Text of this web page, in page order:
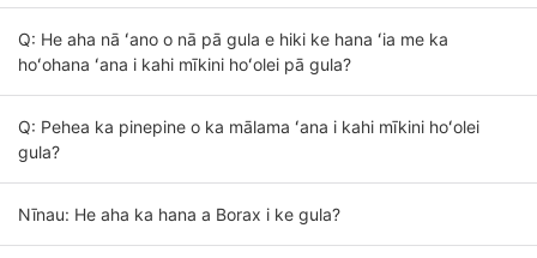
Q: He aha nā ʻano o nā pā gula e hiki ke hana ʻia me ka
hoʻohana ʻana i kahi mīkini hoʻolei pā gula?
Q: Pehea ka pinepine o ka mālama ʻana i kahi mīkini hoʻolei
gula?
Nīnau: He aha ka hana a Borax i ke gula?